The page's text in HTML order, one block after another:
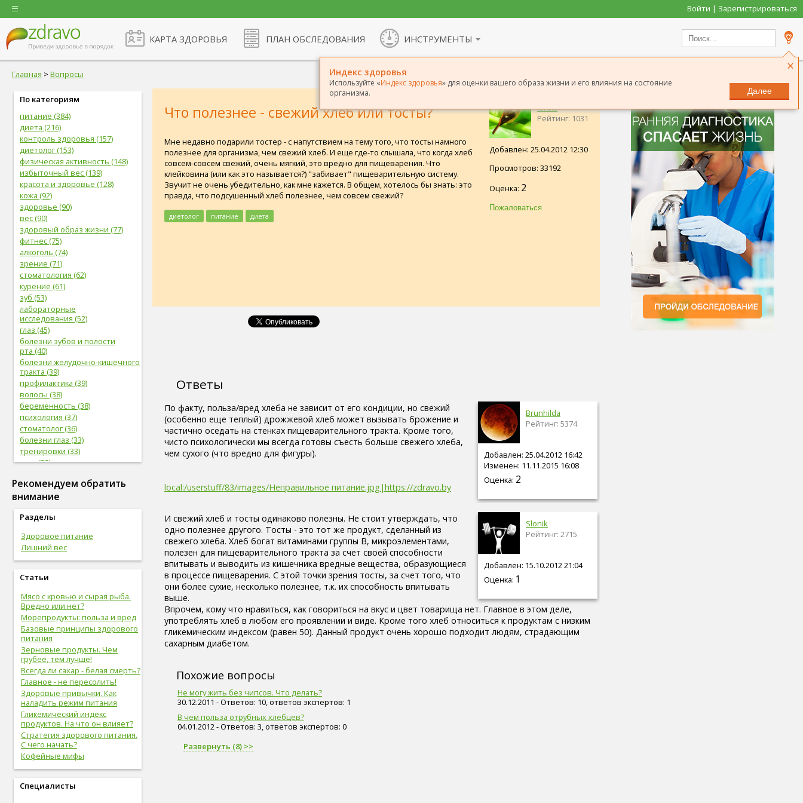
Войти | Зарегистрироваться
КАРТА ЗДОРОВЬЯ ПЛАН ОБСЛЕДОВАНИЯ ИНСТРУМЕНТЫ
×
Индекс здоровья
Используйте «Индекс здоровья» для оценки вашего образа жизни и его влияния на состояние
организма.
Далее
Главная > Вопросы
По категориям
питание (384)
диета (216)
контроль здоровья (157)
диетолог (153)
физическая активность (148)
избыточный вес (139)
красота и здоровье (128)
кожа (92)
здоровье (90)
вес (90)
здоровый образ жизни (77)
фитнес (75)
алкоголь (74)
зрение (71)
стоматология (62)
курение (61)
зуб (53)
лабораторные
исследования (52)
глаз (45)
болезни зубов и полости
рта (40)
болезни желудочно-кишечного
тракта (39)
профилактика (39)
волосы (38)
беременность (38)
психология (37)
стоматолог (36)
болезни глаз (33)
тренировки (33)
нога (32)
фрукты (31)
сердечно-сосудистая
женская половая система (31)
живот (29)
болезни сердца и сосудов (28)
упражнения (27)
сахар (26)
мышцы (24)
витамины (24)
позвоночник (24)
сон (24)
общий анализ крови (23)
болезни опорно-двигательной
системы, травмы (23)
опорно-двигательная
система (22)
пищеварительная система (22)
голова (22)
физическая форма (22)
сигареты (22)
дети (22)
вода (21)
женские болезни (20)
болезни органов дыхания (19)
Рекомендуем обратить
внимание
Разделы
Здоровое питание
Лишний вес
Статьи
Мясо с кровью и сырая рыба.
Вредно или нет?
Морепродукты: польза и вред
Базовые принципы здорового
питания
Зерновые продукты. Чем
грубее, тем лучше!
Всегда ли сахар - белая смерть?
Главное - не пересолить!
Здоровые привычки. Как
наладить режим питания
Гликемический индекс
продуктов. На что он влияет?
Стратегия здорового питания.
С чего начать?
Кофейные мифы
Специалисты
Iordis
Рейтинг: 1031
Добавлен: 25.04.2012 12:30
Просмотров: 33192
Оценка: 2
Что полезнее - свежий хлеб или тосты?
Мне недавно подарили тостер - с напутствием на тему того, что тосты намного
полезнее для организма, чем свежий хлеб. И еще где-то слышала, что когда хлеб
совсем-совсем свежий, очень мягкий, это вредно для пищеварения. Что
клейковина (или как это называется?) "забивает" пищеварительную систему.
Звучит не очень убедительно, как мне кажется. В общем, хотелось бы знать: это
правда, что подсушенный хлеб полезнее, чем совсем свежий?
диетолог питание диета
Ответы
Brunhilda
Рейтинг: 5374
Добавлен: 25.04.2012 16:42
Изменен: 11.11.2015 16:08
Оценка: 2
По факту, польза/вред хлеба не зависит от его кондиции, но свежий
(особенно еще теплый) дрожжевой хлеб может вызывать брожение и
частично оседать на стенках пищеварительного тракта. Кроме того,
чисто психологически мы всегда готовы съесть больше свежего хлеба,
чем сухого (что вредно для фигуры).
local:/userstuff/83/images/Неправильное питание.jpg|https://zdravo.by
Slonik
Рейтинг: 2715
Добавлен: 15.10.2012 21:04
Оценка: 1
И свежий хлеб и тосты одинаково полезны. Не стоит утверждать, что
одно полезнее другого. Тосты - это тот же продукт, сделанный из
свежего хлеба. Хлеб богат витаминами группы В, микроэлементами,
полезен для пищеварительного тракта за счет своей способности
впитывать и выводить из кишечника вредные вещества, образующиеся
в процессе пищеварения. С этой точки зрения тосты, за счет того, что
они более сухие, несколько полезнее, т.к. их способность впитывать
выше.
Впрочем, кому что нравиться, как говориться на вкус и цвет товарища нет. Главное в этом деле,
употреблять хлеб в любом его проявлении и виде. Кроме того хлеб относиться к продуктам с низким
гликемическим индексом (равен 50). Данный продукт очень хорошо подходит людям, страдающим
сахарным диабетом.
Похожие вопросы
Не могу жить без чипсов. Что делать?
30.12.2011 - Ответов: 10, ответов экспертов: 1
В чем польза отрубных хлебцев?
04.01.2012 - Ответов: 3, ответов экспертов: 0
Развернуть (8) >>